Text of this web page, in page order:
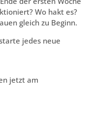
Wo hakt es?
gleich zu Beginn.
jedes neue
jetzt am